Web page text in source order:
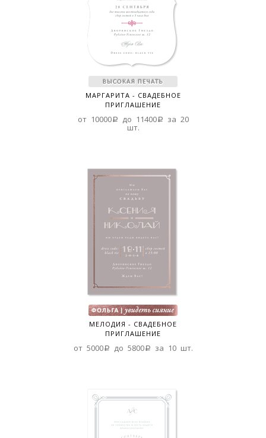
МАРГАРИТА - СВАДЕБНОЕ
ПРИГЛАШЕНИЕ
от 10000a до 11400a за 20
шт.
МЕЛОДИЯ - СВАДЕБНОЕ
ПРИГЛАШЕНИЕ
от 5000a до 5800a за 10 шт.